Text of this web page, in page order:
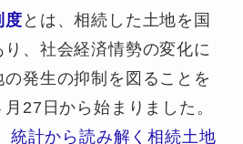
度 とは、相続した土地を国
、社会経済情勢の変化に
発生の抑制を図ることを
27日から始まりました。
統計から読み解く相続土地